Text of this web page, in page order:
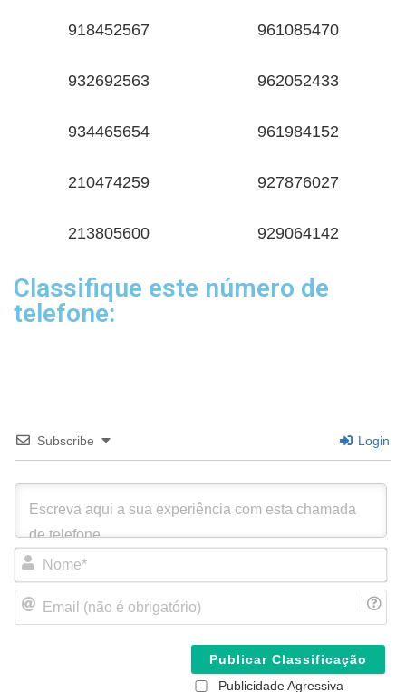
918452567 961085470
932692563 962052433
934465654 961984152
210474259 927876027
213805600 929064142
Classifique este número de
telefone:
Subscribe Login
N
m
a
Publicidade Agressiva